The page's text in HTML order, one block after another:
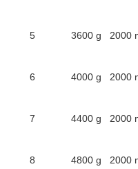
5 3600 g 2000
6 4000 g 2000
7 4400 g 2000
8 4800 g 2000